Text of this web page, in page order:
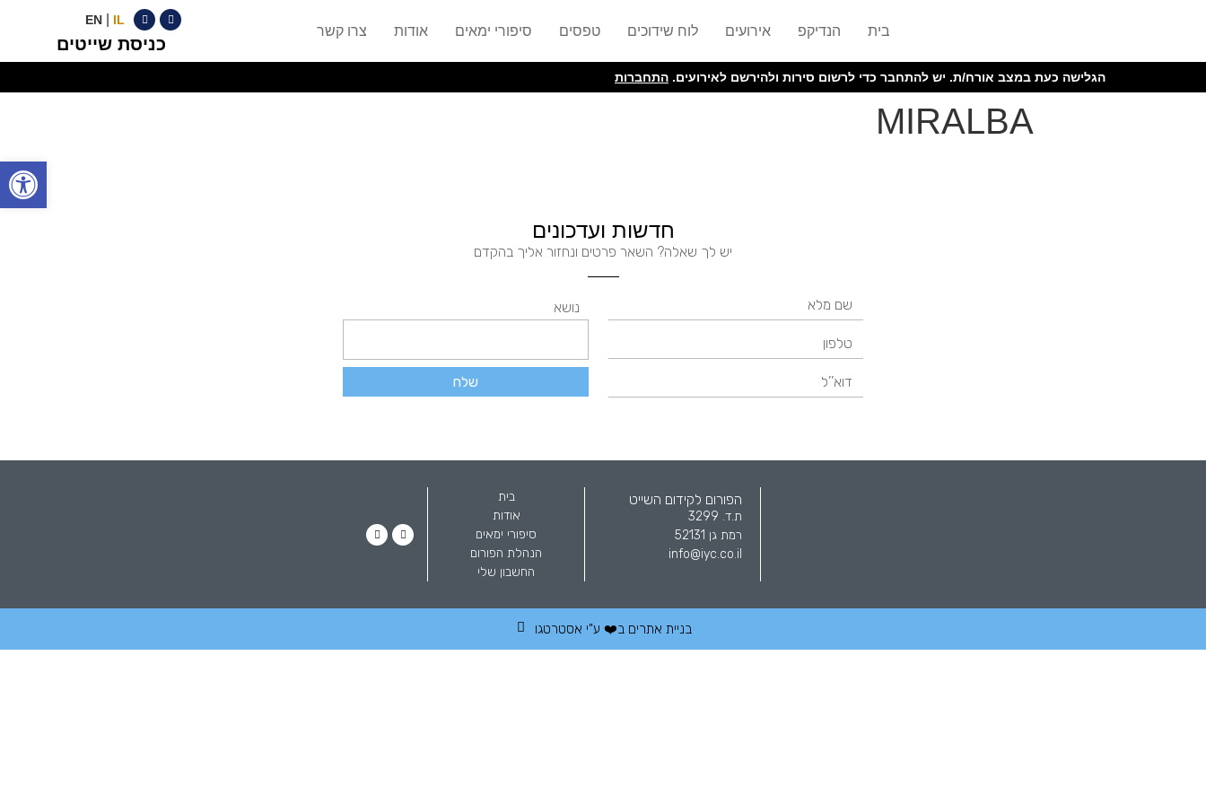
בית הנדיקפ אירועים לוח שידוכים טפסים סיפורי ימאים אודות צרו קשר
EN IL
כניסת שייטים
הגלישה כעת במצב אורח/ת. יש להתחבר כדי לרשום סירות ולהירשם לאירועים. התחברות
MIRALBA
חדשות ועדכונים
יש לך שאלה? השאר פרטים ונחזור אליך בהקדם
נושא
שלח
הפורום לקידום השייט
ת.ד. 3299
רמת גן 52131
info@iyc.co.il
בית
אודות
סיפורי ימאים
הנהלת הפורום
החשבון שלי
בניית אתרים ב❤️ ע"י אסטרטגו